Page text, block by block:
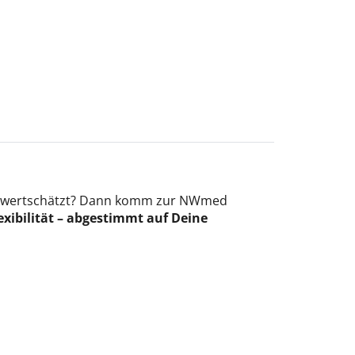
Dann komm zur NWmed
– abgestimmt auf Deine